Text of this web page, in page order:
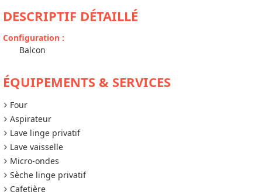
DESCRIPTIF DÉTAILLÉ
Configuration :
Balcon
ÉQUIPEMENTS & SERVICES
Four
Aspirateur
Lave linge privatif
Lave vaisselle
Micro-ondes
Sèche linge privatif
Cafetière